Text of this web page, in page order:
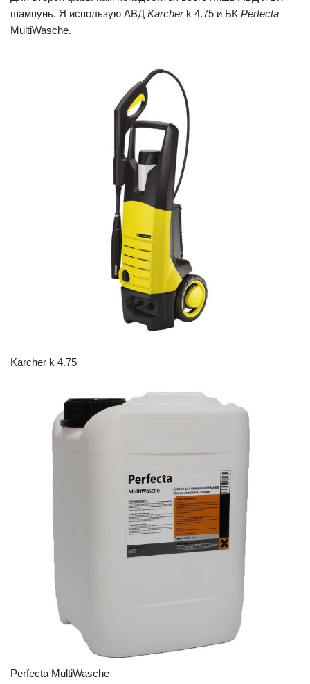
шампунь. Я использую АВД Karcherk 4.75 и БК Perfecta
MultiWasche.
Karcher k 4.75
Perfecta MultiWasche